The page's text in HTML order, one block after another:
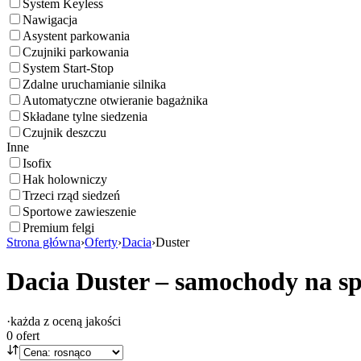
System Keyless
Nawigacja
Asystent parkowania
Czujniki parkowania
System Start-Stop
Zdalne uruchamianie silnika
Automatyczne otwieranie bagażnika
Składane tylne siedzenia
Czujnik deszczu
Inne
Isofix
Hak holowniczy
Trzeci rząd siedzeń
Sportowe zawieszenie
Premium felgi
Strona główna›Oferty›Dacia›Duster
Dacia Duster – samochody na
·każda z oceną jakości
0 ofert